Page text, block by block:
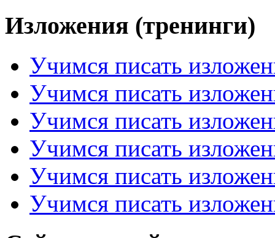
Изложения (тренинги)
Учимся писать
Учимся писать
Учимся писать
Учимся писать
Учимся писать
Учимся писать